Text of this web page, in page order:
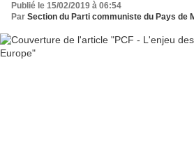
Publié le 15/02/2019 à 06:54
Par Section du Parti communiste du Pays de